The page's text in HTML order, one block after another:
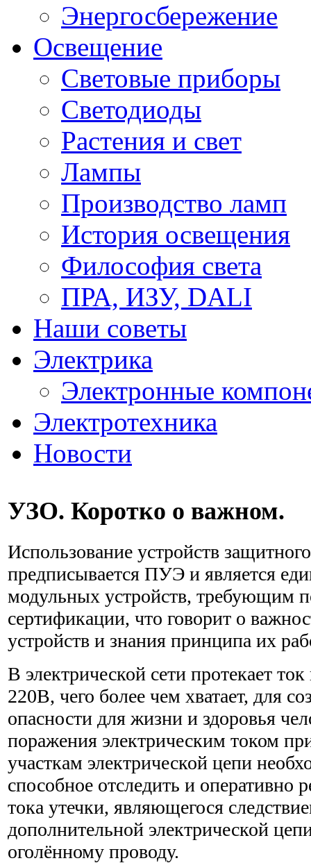
Энергосбережение
Освещение
Световые приборы
Светодиоды
Растения и свет
Лампы
Производство ламп
История освещения
Философия света
ПРА, ИЗУ, DALI
Наши советы
Электрика
Электронные
Электротехника
Новости
УЗО. Коротко о важном.
Использование устройств
предписывается ПУЭ и является
модульных устройств, требующим
сертификации, что говорит о
устройств и знания принципа их
В электрической сети протекает
220В, чего более чем хватает, для
опасности для жизни и здоровья
поражения электрическим током
участкам электрической цепи
способное отследить и оперативно
тока утечки, являющегося
дополнительной электрической
оголённому проводу.